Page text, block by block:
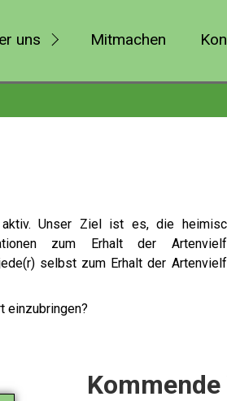
uns Mitmachen
aktiv. Unser Ziel ist es, die
zum Erhalt der
selbst zum Erhalt der
einzubringen?